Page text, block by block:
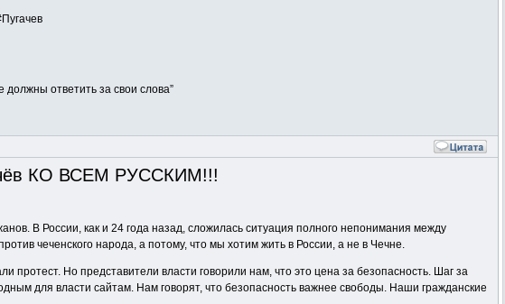
ответить за свои слова”
КО ВСЕМ РУССКИМ!!!
В России, как и 24 года назад, сложилась ситуация полного непонимания между
чеченского народа, а потому, что мы хотим жить в России, а не в Чечне.
Но представители власти говорили нам, что это цена за безопасность. Шаг за
для власти сайтам. Нам говорят, что безопасность важнее свободы. Наши гражданские